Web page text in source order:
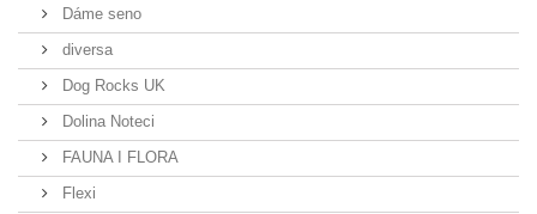
Dáme seno
diversa
Dog Rocks UK
Dolina Noteci
FAUNA I FLORA
Flexi